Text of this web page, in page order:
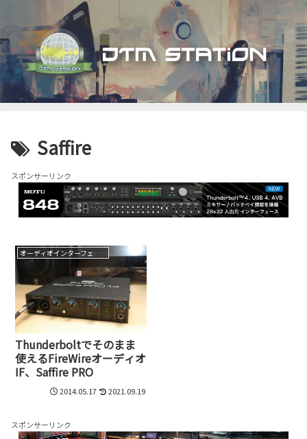
Saffire
スポンサーリンク
オーディオインターフェイス
Thunderboltでそのまま
使えるFireWireオーディオ
IF、Saffire PRO
2014.05.17 2021.09.19
スポンサーリンク